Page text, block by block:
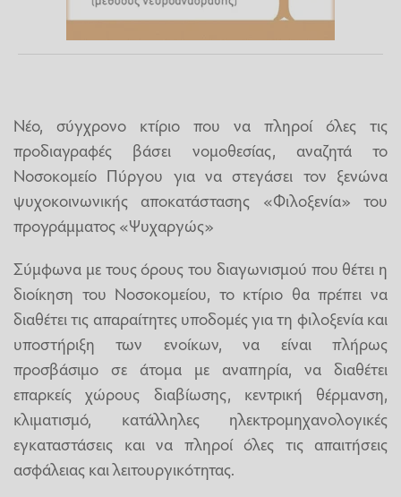
Νέο, σύγχρονο κτίριο που να πληροί όλες τις
προδιαγραφές βάσει νομοθεσίας, αναζητά το
Νοσοκομείο Πύργου για να στεγάσει τον ξενώνα
ψυχοκοινωνικής αποκατάστασης «Φιλοξενία» του
προγράμματος «Ψυχαργώς»
Σύμφωνα με τους όρους του διαγωνισμού που θέτει η
διοίκηση του Νοσοκομείου, το κτίριο θα πρέπει να
διαθέτει τις απαραίτητες υποδομές για τη φιλοξενία και
υποστήριξη των ενοίκων, να είναι πλήρως
προσβάσιμο σε άτομα με αναπηρία, να διαθέτει
επαρκείς χώρους διαβίωσης, κεντρική θέρμανση,
κλιματισμό, κατάλληλες ηλεκτρομηχανολογικές
εγκαταστάσεις και να πληροί όλες τις απαιτήσεις
ασφάλειας και λειτουργικότητας.